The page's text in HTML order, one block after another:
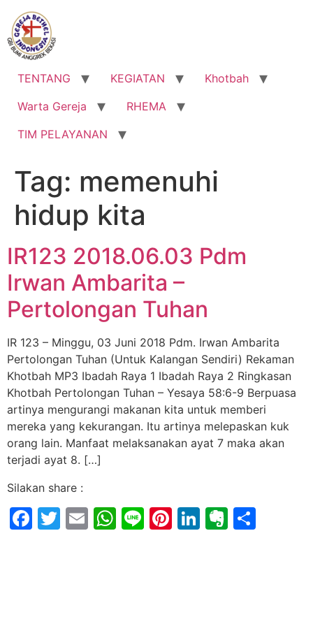
Lewati
konten
TENTANG KEGIATAN
Khotbah
Warta Gereja
RHEMA
TIM PELAYANAN
Tag: memenuhi
hidup kita
IR123 2018.06.03 Pdm
Irwan Ambarita –
Pertolongan Tuhan
IR 123 – Minggu, 03 Juni 2018 Pdm. Irwan Ambarita
Pertolongan Tuhan (Untuk Kalangan Sendiri) Rekaman
Khotbah MP3 Ibadah Raya 1 Ibadah Raya 2 Ringkasan
Khotbah Pertolongan Tuhan – Yesaya 58:6-9 Berpuasa
artinya mengurangi makanan kita untuk memberi
mereka yang kekurangan. Itu artinya melepaskan kuk
orang lain. Manfaat melaksanakan ayat 7 maka akan
terjadi ayat 8. […]
Silakan share :
Facebook
Twitter
EmailWhatsApp
LinePinterest
LinkedIn